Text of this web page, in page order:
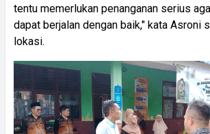
tentu memerlukan penanganan serius
dapat berjalan dengan baik," kata Asroni
lokasi.